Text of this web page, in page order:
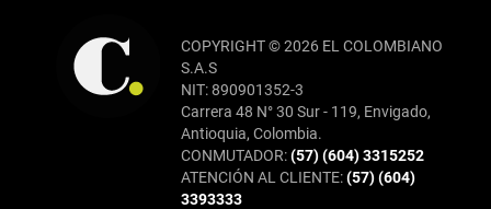
COPYRIGHT © 2026 EL COLOMBIANO
S.A.S
NIT: 890901352-3
Carrera 48 N° 30 Sur - 119, Envigado,
Antioquia, Colombia.
CONMUTADOR:(57) (604) 3315252
ATENCIÓN AL CLIENTE:(57) (604)
3393333